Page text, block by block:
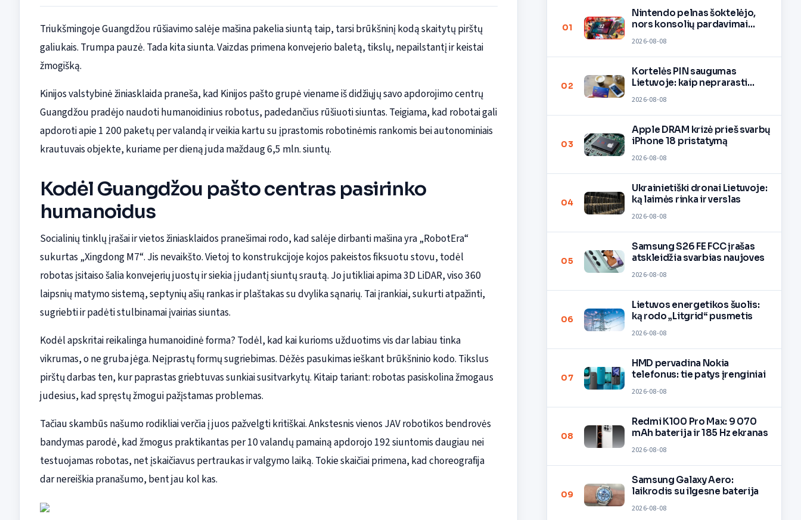
Triukšmingoje Guangdžou rūšiavimo salėje mašina pakelia siuntą taip, tarsi brūkšninį kodą skaitytų pirštų
galiukais. Trumpa pauzė. Tada kita siunta. Vaizdas primena konvejerio baletą, tikslų, nepailstantį ir keistai
žmogišką.
Kinijos valstybinė žiniasklaida praneša, kad Kinijos pašto grupė viename iš didžiųjų savo apdorojimo centrų
Guangdžou pradėjo naudoti humanoidinius robotus, padedančius rūšiuoti siuntas. Teigiama, kad robotai gali
apdoroti apie 1 200 paketų per valandą ir veikia kartu su įprastomis robotinėmis rankomis bei autonominiais
krautuvais objekte, kuriame per dieną juda maždaug 6,5 mln. siuntų.
Kodėl Guangdžou pašto centras pasirinko
humanoidus
Socialinių tinklų įrašai ir vietos žiniasklaidos pranešimai rodo, kad salėje dirbanti mašina yra „RobotEra“
sukurtas „Xingdong M7“. Jis nevaikšto. Vietoj to konstrukcijoje kojos pakeistos fiksuotu stovu, todėl
robotas įsitaiso šalia konvejerių juostų ir siekia į judantį siuntų srautą. Jo jutikliai apima 3D LiDAR, viso 360
laipsnių matymo sistemą, septynių ašių rankas ir plaštakas su dvylika sąnarių. Tai įrankiai, sukurti atpažinti,
sugriebti ir padėti stulbinamai įvairias siuntas.
Kodėl apskritai reikalinga humanoidinė forma? Todėl, kad kai kurioms užduotims vis dar labiau tinka
vikrumas, o ne gruba jėga. Neįprastų formų sugriebimas. Dėžės pasukimas ieškant brūkšninio kodo. Tikslus
pirštų darbas ten, kur paprastas griebtuvas sunkiai susitvarkytų. Kitaip tariant: robotas pasiskolina žmogaus
judesius, kad spręstų žmogui pažįstamas problemas.
Tačiau skambūs našumo rodikliai verčia į juos pažvelgti kritiškai. Ankstesnis vienos JAV robotikos bendrovės
bandymas parodė, kad žmogus praktikantas per 10 valandų pamainą apdorojo 192 siuntomis daugiau nei
testuojamas robotas, net įskaičiavus pertraukas ir valgymo laiką. Tokie skaičiai primena, kad choreografija
dar nereiškia pranašumo, bent jau kol kas.
01
Nintendo pelnas šoktelėjo,
nors konsolių pardavimai
2026-08-08
02
Kortelės PIN saugumas
Lietuvoje: kaip neprarasti
2026-08-08
03
Apple DRAM krizė prieš svarbų
iPhone 18 pristatymą
2026-08-08
04
Ukrainietiški dronai Lietuvoje:
ką laimės rinka ir verslas
2026-08-08
05
Samsung S26 FE FCC įrašas
atskleidžia svarbias naujoves
2026-08-08
06
Lietuvos energetikos šuolis:
ką rodo „Litgrid“ pusmetis
2026-08-08
07
HMD pervadina Nokia
telefonus: tie patys įrenginiai
2026-08-08
08
Redmi K100 Pro Max: 9 070
mAh baterija ir 185 Hz ekranas
2026-08-08
09
Samsung Galaxy Aero:
laikrodis su ilgesne baterija
2026-08-08